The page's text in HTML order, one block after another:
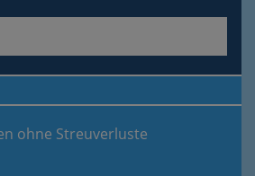
ohne Streuverluste